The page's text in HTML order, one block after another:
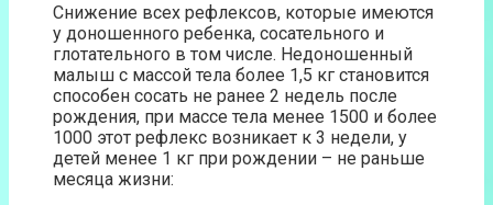
Снижение всех рефлексов, которые имеются
у доношенного ребенка, сосательного и
глотательного в том числе. Недоношенный
малыш с массой тела более 1,5 кг становится
способен сосать не ранее 2 недель после
рождения, при массе тела менее 1500 и более
1000 этот рефлекс возникает к 3 недели, у
детей менее 1 кг при рождении – не раньше
месяца жизни: